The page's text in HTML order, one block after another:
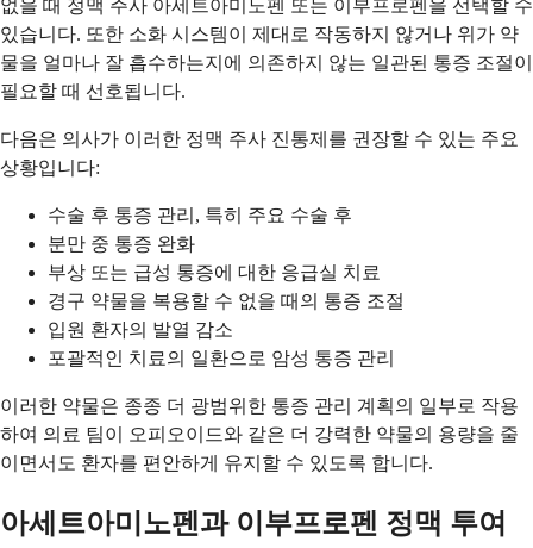
없을 때 정맥 주사 아세트아미노펜 또는 이부프로펜을 선택할 수
있습니다. 또한 소화 시스템이 제대로 작동하지 않거나 위가 약
물을 얼마나 잘 흡수하는지에 의존하지 않는 일관된 통증 조절이
필요할 때 선호됩니다.
다음은 의사가 이러한 정맥 주사 진통제를 권장할 수 있는 주요
상황입니다:
수술 후 통증 관리, 특히 주요 수술 후
분만 중 통증 완화
부상 또는 급성 통증에 대한 응급실 치료
경구 약물을 복용할 수 없을 때의 통증 조절
입원 환자의 발열 감소
포괄적인 치료의 일환으로 암성 통증 관리
이러한 약물은 종종 더 광범위한 통증 관리 계획의 일부로 작용
하여 의료 팀이 오피오이드와 같은 더 강력한 약물의 용량을 줄
이면서도 환자를 편안하게 유지할 수 있도록 합니다.
아세트아미노펜과 이부프로펜 정맥 투여